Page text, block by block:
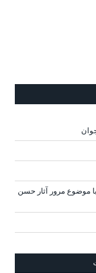
موضوع مرور آثار حسن